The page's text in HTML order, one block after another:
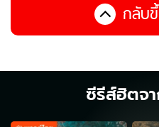
กลับ
ซีรีส์ฮิตจ